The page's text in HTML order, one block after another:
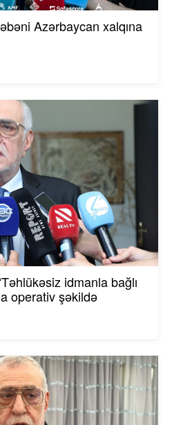
Azərbaycan xalqına
idmanla bağlı
operativ şəkildə